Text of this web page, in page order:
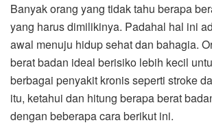
Banyak orang yang tidak tahu berapa
yang harus dimilikinya. Padahal hal ini
awal menuju hidup sehat dan bahagia.
berat badan ideal berisiko lebih kecil
berbagai penyakit kronis seperti stroke
itu, ketahui dan hitung berapa berat
dengan beberapa cara berikut ini.